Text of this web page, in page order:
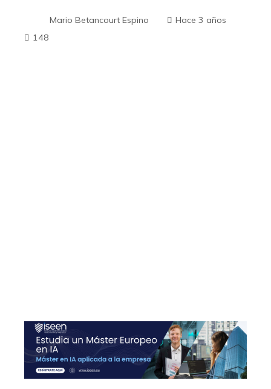
Mario Betancourt Espino
Hace 3 años
148